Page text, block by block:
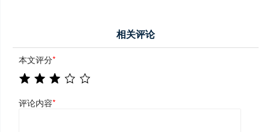
相关评论
本文评分*
评论内容*